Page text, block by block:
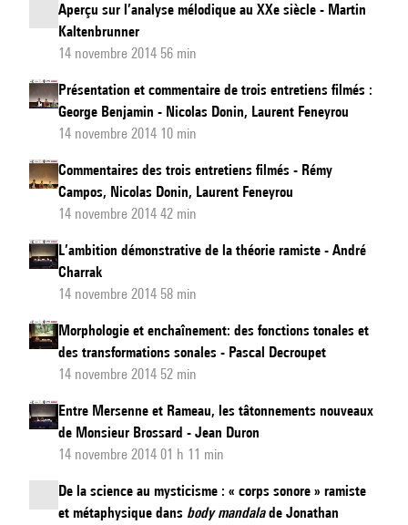
Aperçu sur l’analyse mélodique au XXe siècle - Martin
Kaltenbrunner
14 novembre 2014 56 min
Présentation et commentaire de trois entretiens filmés :
George Benjamin - Nicolas Donin, Laurent Feneyrou
14 novembre 2014 10 min
Commentaires des trois entretiens filmés - Rémy
Campos, Nicolas Donin, Laurent Feneyrou
14 novembre 2014 42 min
L’ambition démonstrative de la théorie ramiste - André
Charrak
14 novembre 2014 58 min
Morphologie et enchaînement: des fonctions tonales et
des transformations sonales - Pascal Decroupet
14 novembre 2014 52 min
Entre Mersenne et Rameau, les tâtonnements nouveaux
de Monsieur Brossard - Jean Duron
14 novembre 2014 01 h 11 min
De la science au mysticisme : « corps sonore » ramiste
et métaphysique dans body mandalade Jonathan